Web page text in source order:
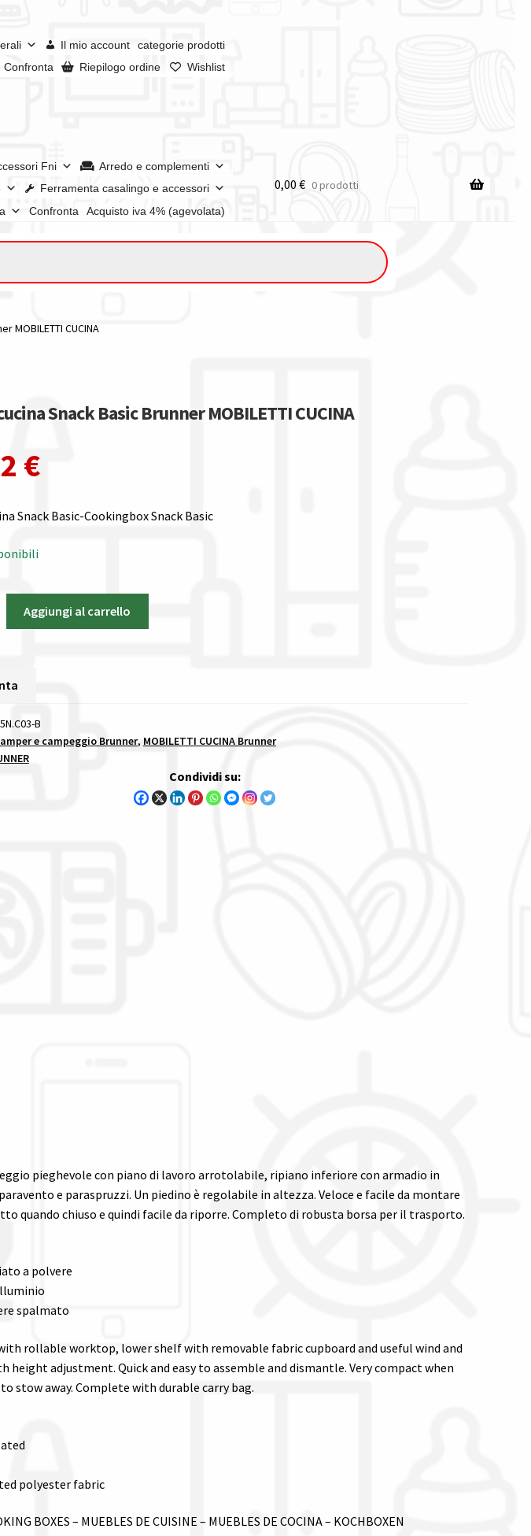
Il mio account
categorie prodotti
Confronta Riepilogo ordine Wishlist
Fni
Arredo e complementi
Ferramenta casalingo e accessori
Confronta Acquisto iva 4% (agevolata)
negoziRiepilogo ordine
Il mio account
0,00 € 0 prodotti
MOBILETTI CUCINA
Snack Basic Brunner MOBILETTI CUCINA
€
Snack Basic-Cookingbox Snack Basic
Aggiungi al carrello
B
e campeggio Brunner, MOBILETTI CUCINA Brunner
Condividi su:
pieghevole con piano di lavoro arrotolabile, ripiano inferiore con armadio in
e paraspruzzi. Un piedino è regolabile in altezza. Veloce e facile da montare
quando chiuso e quindi facile da riporre. Completo di robusta borsa per il trasporto.
a polvere
spalmato
rollable worktop, lower shelf with removable fabric cupboard and useful wind and
height adjustment. Quick and easy to assemble and dismantle. Very compact when
stow away. Complete with durable carry bag.
polyester fabric
BOXES – MUEBLES DE CUISINE – MUEBLES DE COCINA – KOCHBOXEN